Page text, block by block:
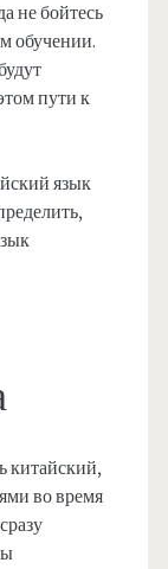
не бойтесь
обучении.
пути к
язык
китайский,
во время